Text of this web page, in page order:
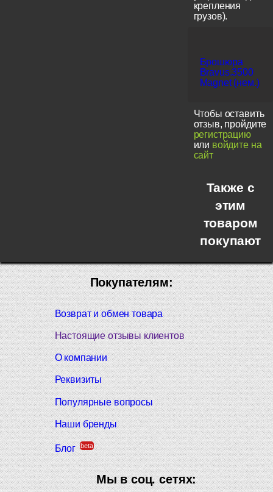
крепления
грузов).
Брошюра
Bravus.3500
Magnet (нем.)
Чтобы оставить
отзыв, пройдите
регистрацию
или войдите на
сайт
Также с
этим
товаром
покупают
Покупателям:
Возврат и обмен товара
Настоящие отзывы клиентов
О компании
Реквизиты
Популярные вопросы
Наши бренды
Блог beta
Мы в соц. сетях: